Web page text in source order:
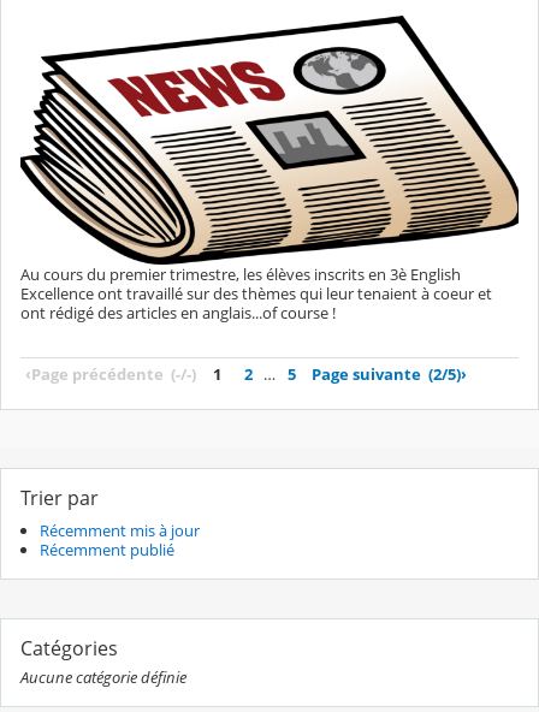
Au cours du premier trimestre, les élèves inscrits en 3è English
Excellence ont travaillé sur des thèmes qui leur tenaient à coeur et
ont rédigé des articles en anglais...of course !
‹Page précédente (-/-) 1 2 … 5 Page suivante (2/5)›
Trier par
Récemment mis à jour
Récemment publié
Catégories
Aucune catégorie définie